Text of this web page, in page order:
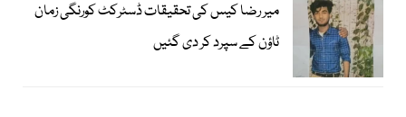
میر رضا کیس کی تحقیقات ڈسٹرکٹ کورنگی زمان
ٹاؤن کے سپرد کر دی گئیں